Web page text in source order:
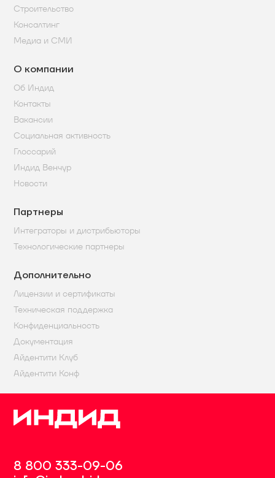
Строительство
Консалтинг
Медиа и СМИ
О компании
Об Индид
Контакты
Вакансии
Социальная активность
Глоссарий
Индид Венчур
Новости
Партнеры
Интеграторы и дистрибьюторы
Технологические партнеры
Дополнительно
Лицензии и сертификаты
Техническая поддержка
Конфиденциальность
Документация
Айдентити Клуб
Айдентити Конф
8 800 333-09-06